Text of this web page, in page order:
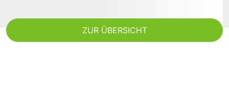
ZUR ÜBERSICHT